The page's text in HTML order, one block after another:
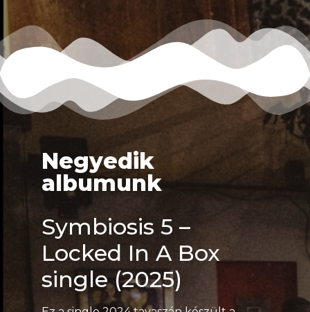
Negyedik
albumunk
Symbiosis 5 –
Locked In A Box
single (2025)